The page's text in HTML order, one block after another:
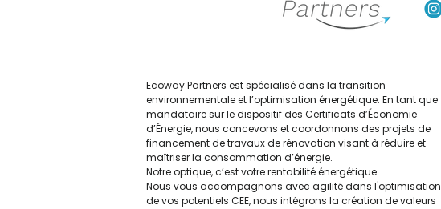
Ecoway Partners est spécialisé dans la transition
environnementale et l’optimisation énergétique. En tant que
mandataire sur le dispositif des Certificats d’Économie
d’Énergie, nous concevons et coordonnons des projets de
financement de travaux de rénovation visant à réduire et
maîtriser la consommation d’énergie.
Notre optique, c’est votre rentabilité énergétique.
Nous vous accompagnons avec agilité dans l'optimisation
de vos potentiels CEE, nous intégrons la création de valeurs